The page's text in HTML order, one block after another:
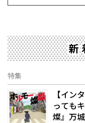
新
特集
【イン
っても
燦』万